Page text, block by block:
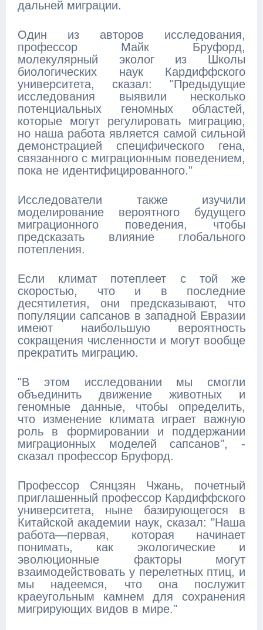
дальней миграции.
Один из авторов исследования,
профессор Майк Бруфорд,
молекулярный эколог из Школы
биологических наук Кардиффского
университета, сказал: "Предыдущие
исследования выявили несколько
потенциальных геномных областей,
которые могут регулировать миграцию,
но наша работа является самой сильной
демонстрацией специфического гена,
связанного с миграционным поведением,
пока не идентифицированного."
Исследователи также изучили
моделирование вероятного будущего
миграционного поведения, чтобы
предсказать влияние глобального
потепления.
Если климат потеплеет с той же
скоростью, что и в последние
десятилетия, они предсказывают, что
популяции сапсанов в западной Евразии
имеют наибольшую вероятность
сокращения численности и могут вообще
прекратить миграцию.
"В этом исследовании мы смогли
объединить движение животных и
геномные данные, чтобы определить,
что изменение климата играет важную
роль в формировании и поддержании
миграционных моделей сапсанов", -
сказал профессор Бруфорд.
Профессор Сянцзян Чжань, почетный
приглашенный профессор Кардиффского
университета, ныне базирующегося в
Китайской академии наук, сказал: "Наша
работа—первая, которая начинает
понимать, как экологические и
эволюционные факторы могут
взаимодействовать у перелетных птиц, и
мы надеемся, что она послужит
краеугольным камнем для сохранения
мигрирующих видов в мире."